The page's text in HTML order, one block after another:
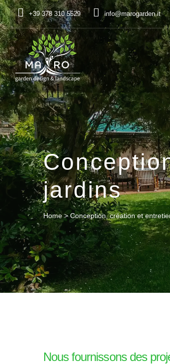
+39 378 310 5529 info@marogarden.it
jardins
Home>Conception, création et
Nous fournissons des